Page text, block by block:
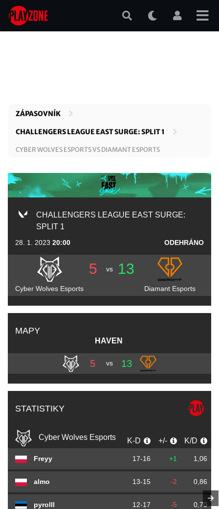
Přejít
hlavnímu
ZÁPASOVNÍK
CHALLENGERS LEAGUE EAST SURGE: SPLIT 1
CYBER WOLVES ESPORTS VS DIAMANT ESPORTS
CHALLENGERS LEAGUE EAST SURGE:
SPLIT 1
28. 1. 2023 20:00 ODEHRÁNO
5 vs 13
Cyber Wolves Esports Diamant Esports
MAPY
HAVEN
5 vs 13
STATISTIKY
Cyber Wolves Esports K-D +/- K/D
Freyy 17-16 +1 1,06
almo 13-15 -2 0,86
pyrolll 12-17 -5 0,70